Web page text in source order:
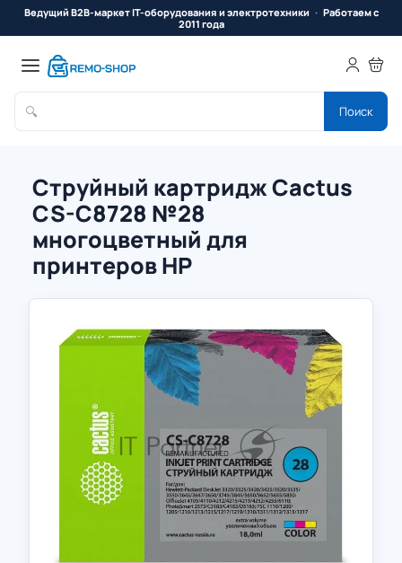
Ведущий B2B-маркет IT-оборудования и электротехники
Работаем с
2011 года
🔍 Поиск
Струйный картридж Cactus
CS-C8728 №28
многоцветный для
принтеров HP